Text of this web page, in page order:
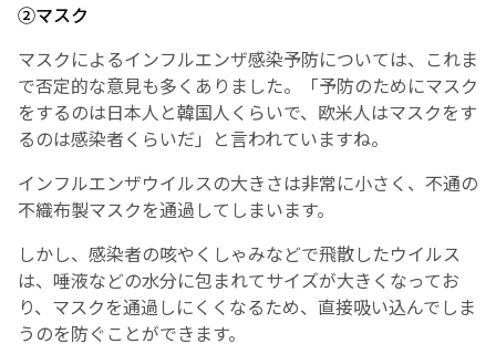
②マスク
マスクによるインフルエンザ感染予防については、これま
で否定的な意見も多くありました。「予防のためにマスク
をするのは日本人と韓国人くらいで、欧米人はマスクをす
るのは感染者くらいだ」と言われていますね。
インフルエンザウイルスの大きさは非常に小さく、不通の
不織布製マスクを通過してしまいます。
しかし、感染者の咳やくしゃみなどで飛散したウイルス
は、唾液などの水分に包まれてサイズが大きくなってお
り、マスクを通過しにくくなるため、直接吸い込んでしま
うのを防ぐことができます。